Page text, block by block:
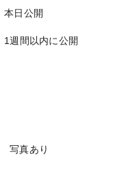
本日公開
1週間以内に公開
写真あり